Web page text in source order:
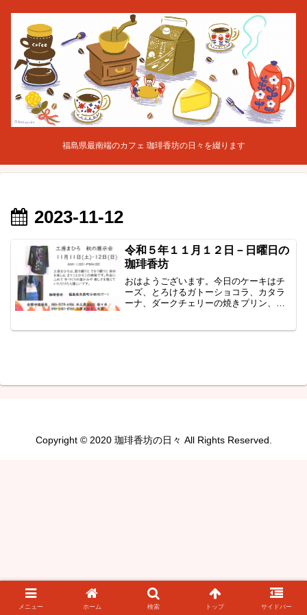
福島県最南端のカフェ 珈琲香坊の日々を綴ります
2023-11-12
令和５年１１月１２日－日曜日の
珈琲香坊
おはようございます。今日のケーキはチ
ーズ、とろけるガトーショコラ、カタラ
ーナ、ダークチェリーの焼きプリン、リ
Copyright © 2020 珈琲香坊の日々 All Rights Reserved.
メニュー ホーム 検索 トップ サイドバー